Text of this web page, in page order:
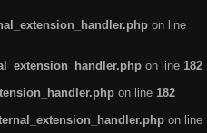
on line
on line 182
on line 182
on line